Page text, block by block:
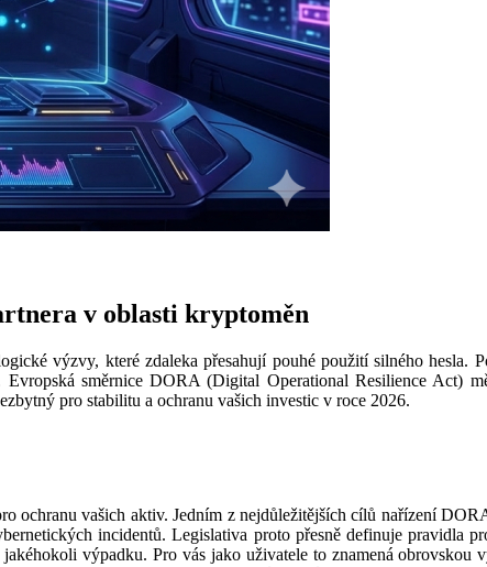
v oblasti kryptoměn
výzvy, které zdaleka přesahují pouhé použití silného hesla.
směrnice DORA (Digital Operational Resilience Act)
pro stabilitu a ochranu vašich investic v roce 2026.
ochranu vašich aktiv. Jedním z nejdůležitějších cílů nařízení
incidentů. Legislativa proto přesně definuje pravidla
výpadku. Pro vás jako uživatele to znamená obrovskou